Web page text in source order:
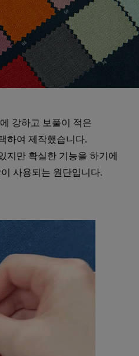
강하고 보풀이 적은
하여 제작했습니다.
지만 확실한 기능을 하기에
사용되는 원단입니다.